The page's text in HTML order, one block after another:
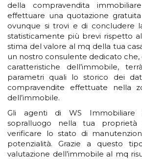
della compravendita
effettuare una quotazione
ovunque si trovi e di concludere
statisticamente più brevi rispetto
stima del valore al mq della tua
un nostro consulente dedicato che,
caratteristiche dell’immobile,
parametri quali lo storico dei
compravendite effettuate nella
dell’immobile.
Gli agenti di WS Immobiliare
sopralluogo nella tua
verificare lo stato di
potenzialità. Grazie a questo
valutazione dell’immobile al mq